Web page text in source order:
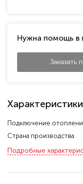
Характеристики
Подключение
Страна производства
Подробные
Нужна помощь в
Заказать